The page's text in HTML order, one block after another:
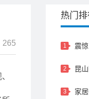
265
热门
1 震
骗
2 昆
比
3 家